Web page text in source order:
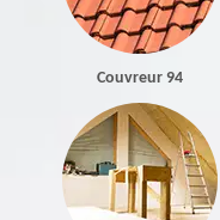
Couvreur 94